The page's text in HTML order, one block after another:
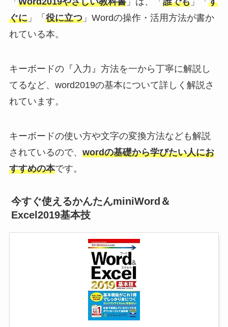
ぐに」「 役に立つ」Wordの操作・活用方法が書か
れている本。
キーボードの『入力』方法を一から丁寧に解説し
てるなど、word2019の基本について詳しく解説さ
れています。
キーボードの使い方や文字の変換方法なども解説
されているので、 wordの基礎から学びたい人にお
すすめの本です。
今すぐ使えるかんたんminiWord＆
Excel2019基本技